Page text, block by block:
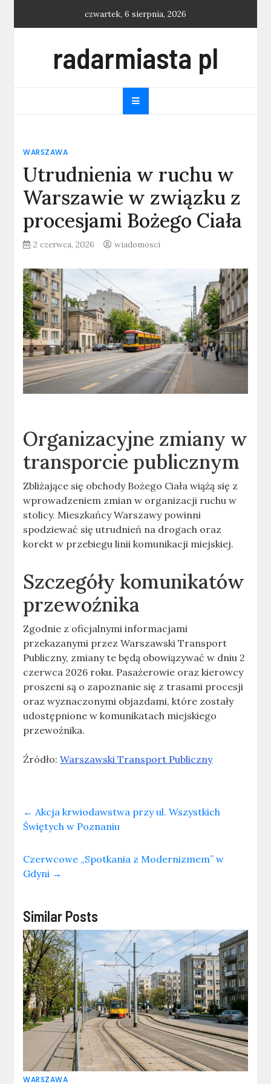
czwartek, 6 sierpnia, 2026
radarmiasta pl
WARSZAWA
Utrudnienia w ruchu w
Warszawie w związku z
procesjami Bożego Ciała
2 czerwca, 2026 wiadomosci
Organizacyjne zmiany w
transporcie publicznym
Zbliżające się obchody Bożego Ciała wiążą się z
wprowadzeniem zmian w organizacji ruchu w
stolicy. Mieszkańcy Warszawy powinni
spodziewać się utrudnień na drogach oraz
korekt w przebiegu linii komunikacji miejskiej.
Szczegóły komunikatów
przewoźnika
Zgodnie z oficjalnymi informacjami
przekazanymi przez Warszawski Transport
Publiczny, zmiany te będą obowiązywać w dniu 2
czerwca 2026 roku. Pasażerowie oraz kierowcy
proszeni są o zapoznanie się z trasami procesji
oraz wyznaczonymi objazdami, które zostały
udostępnione w komunikatach miejskiego
przewoźnika.
Źródło:Warszawski Transport Publiczny
← Akcja krwiodawstwa przy ul. Wszystkich
Świętych w Poznaniu
Czerwcowe „Spotkania z Modernizmem” w
Gdyni →
Similar Posts
WARSZAWA